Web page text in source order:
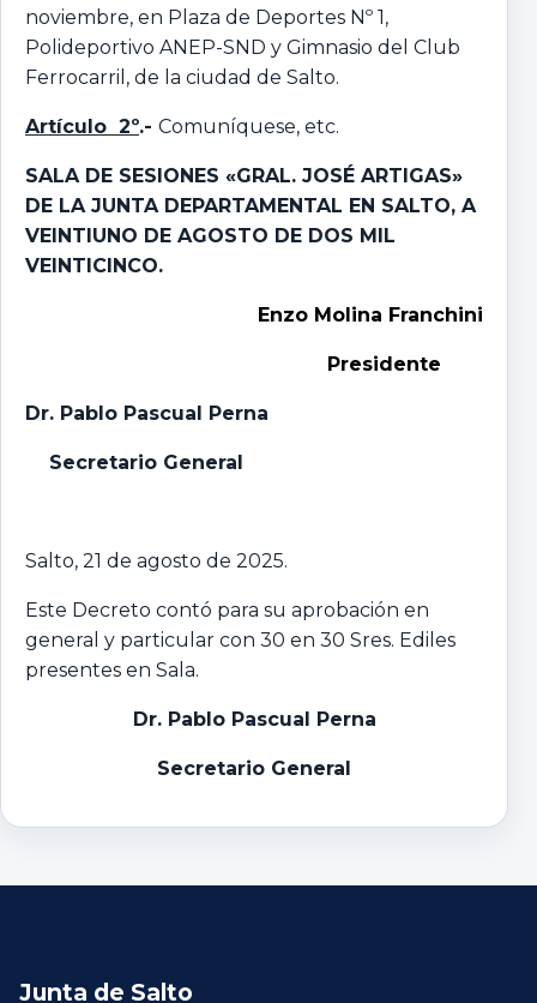
noviembre, en Plaza de Deportes Nº 1,
Polideportivo ANEP-SND y Gimnasio del Club
Ferrocarril, de la ciudad de Salto.
Artículo 2º.- Comuníquese, etc.
SALA DE SESIONES «GRAL. JOSÉ ARTIGAS»
DE LA JUNTA DEPARTAMENTAL EN SALTO, A
VEINTIUNO DE AGOSTO DE DOS MIL
VEINTICINCO.
Enzo Molina Franchini
Presidente
Dr. Pablo Pascual Perna
Secretario General
Salto, 21 de agosto de 2025.
Este Decreto contó para su aprobación en
general y particular con 30 en 30 Sres. Ediles
presentes en Sala.
Dr. Pablo Pascual Perna
Secretario General
Junta de Salto